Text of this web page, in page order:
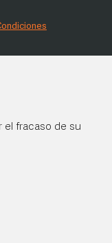
el fracaso de su